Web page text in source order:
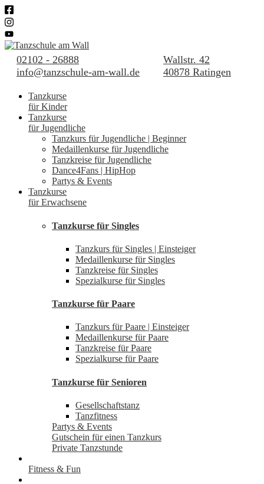
02102 - 26888
info@tanzschule-am-wall.de
Wallstr. 42
40878 Ratingen
Tanzkurse
für Kinder
Tanzkurse
für Jugendliche
Tanzkurs für Jugendliche | Beginner
Medaillenkurse für Jugendliche
Tanzkreise für Jugendliche
Dance4Fans | HipHop
Partys & Events
Tanzkurse
für Erwachsene
Tanzkurse für Singles
Tanzkurs für Singles | Einsteiger
Medaillenkurse für Singles
Tanzkreise für Singles
Spezialkurse für Singles
Tanzkurse für Paare
Tanzkurs für Paare | Einsteiger
Medaillenkurse für Paare
Tanzkreise für Paare
Spezialkurse für Paare
Tanzkurse für Senioren
Gesellschaftstanz
Tanzfitness
Partys & Events
Gutschein für einen Tanzkurs
Private Tanzstunde
Fitness & Fun